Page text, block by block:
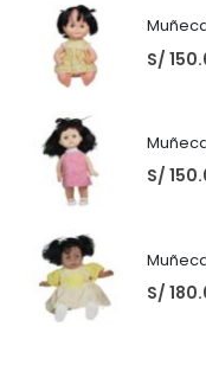
S/
S/
S/